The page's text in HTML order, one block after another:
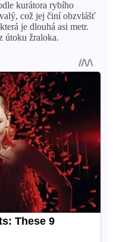
kurátora rybího
což jej činí obzvlášť
je dlouhá asi metr.
útoku žraloka.